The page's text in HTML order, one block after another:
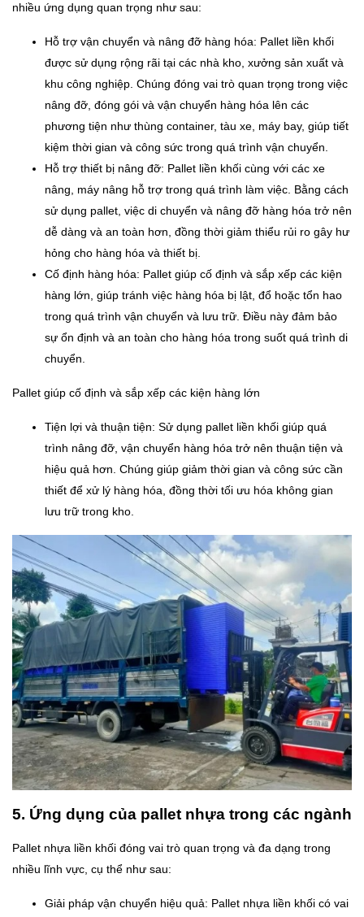
nhiều ứng dụng quan trọng như sau:
Hỗ trợ vận chuyển và nâng đỡ hàng hóa: Pallet liền khối
được sử dụng rộng rãi tại các nhà kho, xưởng sản xuất và
khu công nghiệp. Chúng đóng vai trò quan trọng trong việc
nâng đỡ, đóng gói và vận chuyển hàng hóa lên các
phương tiện như thùng container, tàu xe, máy bay, giúp tiết
kiệm thời gian và công sức trong quá trình vận chuyển.
Hỗ trợ thiết bị nâng đỡ: Pallet liền khối cùng với các xe
nâng, máy nâng hỗ trợ trong quá trình làm việc. Bằng cách
sử dụng pallet, việc di chuyển và nâng đỡ hàng hóa trở nên
dễ dàng và an toàn hơn, đồng thời giảm thiểu rủi ro gây hư
hỏng cho hàng hóa và thiết bị.
Cố định hàng hóa: Pallet giúp cố định và sắp xếp các kiện
hàng lớn, giúp tránh việc hàng hóa bị lật, đổ hoặc tổn hao
trong quá trình vận chuyển và lưu trữ. Điều này đảm bảo
sự ổn định và an toàn cho hàng hóa trong suốt quá trình di
chuyển.
Pallet giúp cố định và sắp xếp các kiện hàng lớn
Tiện lợi và thuận tiện: Sử dụng pallet liền khối giúp quá
trình nâng đỡ, vận chuyển hàng hóa trở nên thuận tiện và
hiệu quả hơn. Chúng giúp giảm thời gian và công sức cần
thiết để xử lý hàng hóa, đồng thời tối ưu hóa không gian
lưu trữ trong kho.
5. Ứng dụng của pallet nhựa trong các ngành
Pallet nhựa liền khối đóng vai trò quan trọng và đa dạng trong
nhiều lĩnh vực, cụ thể như sau:
Giải pháp vận chuyển hiệu quả: Pallet nhựa liền khối có vai